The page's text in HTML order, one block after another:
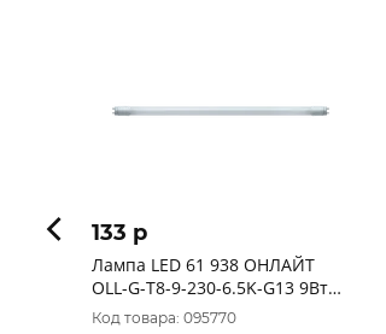
133 p
Лампа LED 61 938 ОНЛАЙТ
OLL-G-T8-9-230-6.5K-G13 9Вт
600 мм
Код товара: 095770